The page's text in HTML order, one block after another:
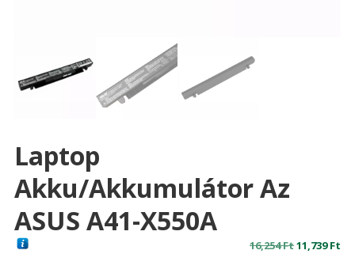
Laptop
Akku/akkumulátor Az
ASUS A41-X550A
16,254FtOriginal
11,739Ft